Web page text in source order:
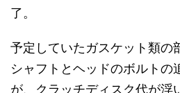
了。
予定していたガスケット類の
シャフトとヘッドのボルトの
が、クラッチディスク代が浮